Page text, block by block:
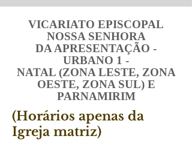
VICARIATO EPISCOPAL
NOSSA SENHORA
DA APRESENTAÇÃO -
URBANO 1 -
NATAL (ZONA LESTE, ZONA
OESTE, ZONA SUL) E
PARNAMIRIM
(Horários apenas da
Igreja matriz)